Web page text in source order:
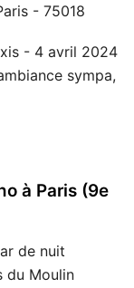
- 75018
- 4 avril 2024
sympa,
à Paris (9e
de nuit
du Moulin